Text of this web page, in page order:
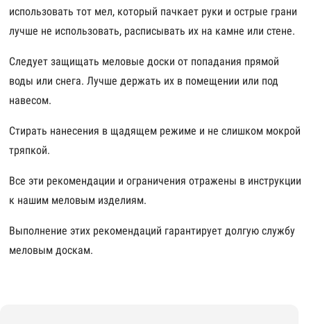
использовать тот мел, который пачкает руки и острые грани
лучше не использовать, расписывать их на камне или стене.
Следует защищать меловые доски от попадания прямой
воды или снега. Лучше держать их в помещении или под
навесом.
Стирать нанесения в щадящем режиме и не слишком мокрой
тряпкой.
Все эти рекомендации и ограничения отражены в инструкции
к нашим меловым изделиям.
Выполнение этих рекомендаций гарантирует долгую службу
меловым доскам.